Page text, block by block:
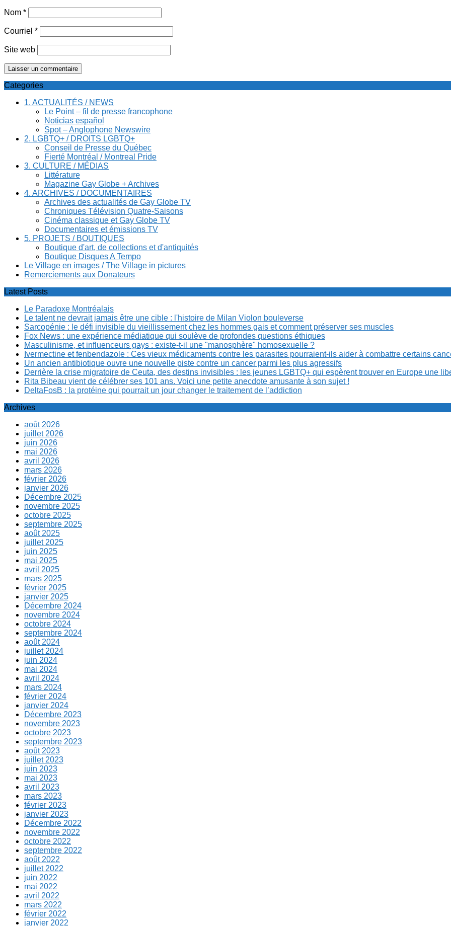
Nom *
Courriel *
Site web
Categories
1. ACTUALITÉS / NEWS
Le Point – fil de presse francophone
Noticias español
Spot – Anglophone Newswire
2. LGBTQ+ / DROITS LGBTQ+
Conseil de Presse du Québec
Fierté Montréal / Montreal Pride
3. CULTURE / MÉDIAS
Littérature
Magazine Gay Globe + Archives
4. ARCHIVES / DOCUMENTAIRES
Archives des actualités de Gay Globe TV
Chroniques Télévision Quatre-Saisons
Cinéma classique et Gay Globe TV
Documentaires et émissions TV
5. PROJETS / BOUTIQUES
Boutique d'art, de collections et d'antiquités
Boutique Disques A Tempo
Le Village en images / The Village in pictures
Remerciements aux Donateurs
Latest Posts
Le Paradoxe Montréalais
Le talent ne devrait jamais être une cible : l'histoire de Milan Violon bouleverse
Sarcopénie : le défi invisible du vieillissement chez les hommes gais et comment préserver ses muscles
Fox News : une expérience médiatique qui soulève de profondes questions éthiques
Masculinisme, et influenceurs gays : existe-t-il une "manosphère" homosexuelle ?
Ivermectine et fenbendazole : Ces vieux médicaments contre les parasites pourraient-ils aider à combattre certains
Un ancien antibiotique ouvre une nouvelle piste contre un cancer parmi les plus agressifs
Derrière la crise migratoire de Ceuta, des destins invisibles : les jeunes LGBTQ+ qui espèrent trouver en Europe une
Rita Bibeau vient de célébrer ses 101 ans. Voici une petite anecdote amusante à son sujet !
DeltaFosB : la protéine qui pourrait un jour changer le traitement de l’addiction
Archives
août 2026
juillet 2026
juin 2026
mai 2026
avril 2026
mars 2026
février 2026
janvier 2026
Décembre 2025
novembre 2025
octobre 2025
septembre 2025
août 2025
juillet 2025
juin 2025
mai 2025
avril 2025
mars 2025
février 2025
janvier 2025
Décembre 2024
novembre 2024
octobre 2024
septembre 2024
août 2024
juillet 2024
juin 2024
mai 2024
avril 2024
mars 2024
février 2024
janvier 2024
Décembre 2023
novembre 2023
octobre 2023
septembre 2023
août 2023
juillet 2023
juin 2023
mai 2023
avril 2023
mars 2023
février 2023
janvier 2023
Décembre 2022
novembre 2022
octobre 2022
septembre 2022
août 2022
juillet 2022
juin 2022
mai 2022
avril 2022
mars 2022
février 2022
janvier 2022